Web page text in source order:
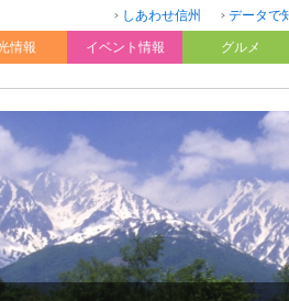
しあわせ信州 データで
情報 イベント情報 グルメ